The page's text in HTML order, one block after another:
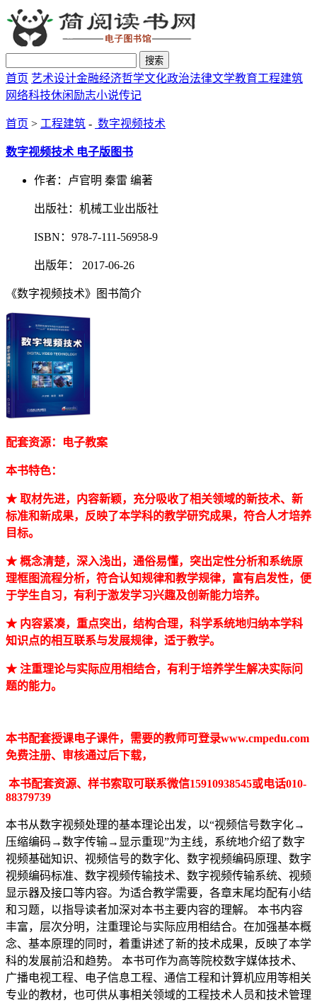
搜索
首页 艺术设计金融经济哲学文化政治法律文学教育工程建筑
网络科技休闲励志小说传记
首页 > 工程建筑 - 数字视频技术
数字视频技术 电子版图书
作者：卢官明 秦雷 编著
出版社：机械工业出版社
ISBN：978-7-111-56958-9
出版年： 2017-06-26
《数字视频技术》图书简介
配套资源：电子教案
本书特色：
★ 取材先进，内容新颖，充分吸收了相关领域的新技术、新
标准和新成果，反映了本学科的教学研究成果，符合人才培养
目标。
★ 概念清楚，深入浅出，通俗易懂，突出定性分析和系统原
理框图流程分析，符合认知规律和教学规律，富有启发性，便
于学生自习，有利于激发学习兴趣及创新能力培养。
★ 内容紧凑，重点突出，结构合理，科学系统地归纳本学科
知识点的相互联系与发展规律，适于教学。
★ 注重理论与实际应用相结合，有利于培养学生解决实际问
题的能力。
本书配套授课电子课件，需要的教师可登录www.cmpedu.com
免费注册、审核通过后下载，
本书配套资源、样书索取可联系微信15910938545或电话010-
88379739
本书从数字视频处理的基本理论出发，以“视频信号数字化→
压缩编码→数字传输→显示重现”为主线，系统地介绍了数字
视频基础知识、视频信号的数字化、数字视频编码原理、数字
视频编码标准、数字视频传输技术、数字视频传输系统、视频
显示器及接口等内容。为适合教学需要，各章末尾均配有小结
和习题，以指导读者加深对本书主要内容的理解。 本书内容
丰富，层次分明，注重理论与实际应用相结合。在加强基本概
念、基本原理的同时，着重讲述了新的技术成果，反映了本学
科的发展前沿和趋势。 本书可作为高等院校数字媒体技术、
广播电视工程、电子信息工程、通信工程和计算机应用等相关
专业的教材，也可供从事相关领域的工程技术人员和技术管理